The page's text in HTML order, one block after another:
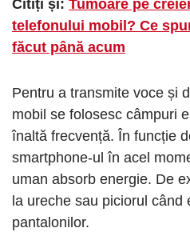
Citiți și: Tumoare pe
telefonului mobil? Ce
făcut până acum
Pentru a transmite voce și
mobil se folosesc câmpuri
înaltă frecvență. În funcție
smartphone-ul în acel
uman absorb energie. De
la ureche sau piciorul când
pantalonilor.